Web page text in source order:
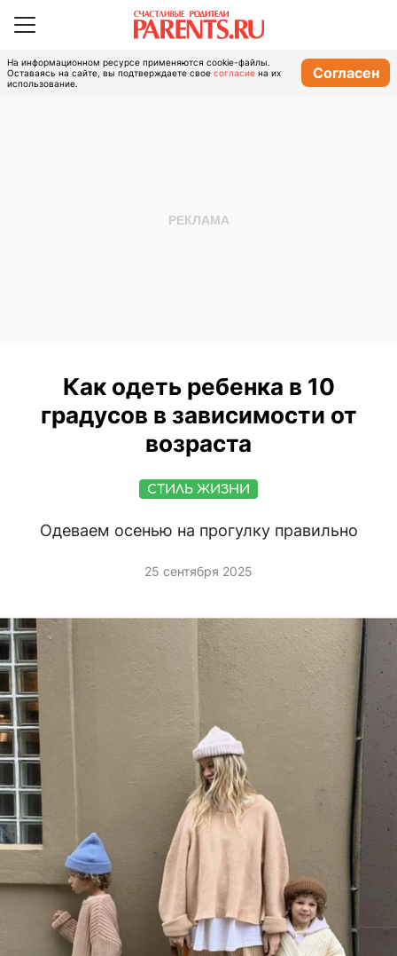
На информационном ресурсе применяются cookie-файлы.
Оставаясь на сайте, вы подтверждаете свое согласие на их
использование.
Согласен
Как одеть ребенка в 10
градусов в зависимости от
возраста
СТИЛЬ ЖИЗНИ
Одеваем осенью на прогулку правильно
25 сентября 2025